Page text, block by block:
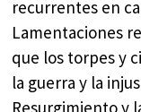
recurrentes en
Lamentaciones
que los torpes y
la guerra y la
Resurgimiento y